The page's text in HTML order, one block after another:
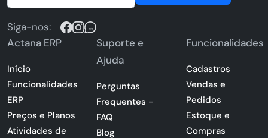
Siga-nos:
Actana ERP
Início
Funcionalidades
ERP
Preços e Planos
Atividades de
Suporte e
Ajuda
Perguntas
Frequentes -
FAQ
Blog
Funcionalidades
Cadastros
Vendas e
Pedidos
Estoque e
Compras